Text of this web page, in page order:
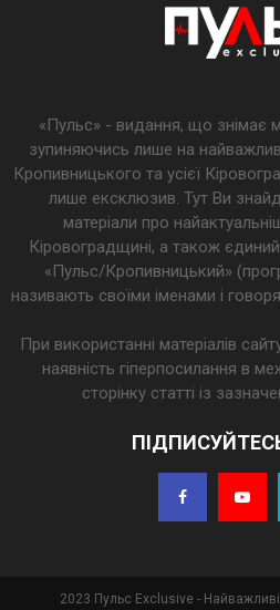
«Пульс» - видання, що знімає
зупиняючись лише на
Кропивницького та усієї
лише ексклюзив. Тут Ви
матеріали про
Кіровоградщині, а також
«Пульс/Кропивницький»
називають своїми іменами і
При використанні матеріалів
наявність гіперпосилання в
сторінку статті із
2023 Пульс Exclusive -